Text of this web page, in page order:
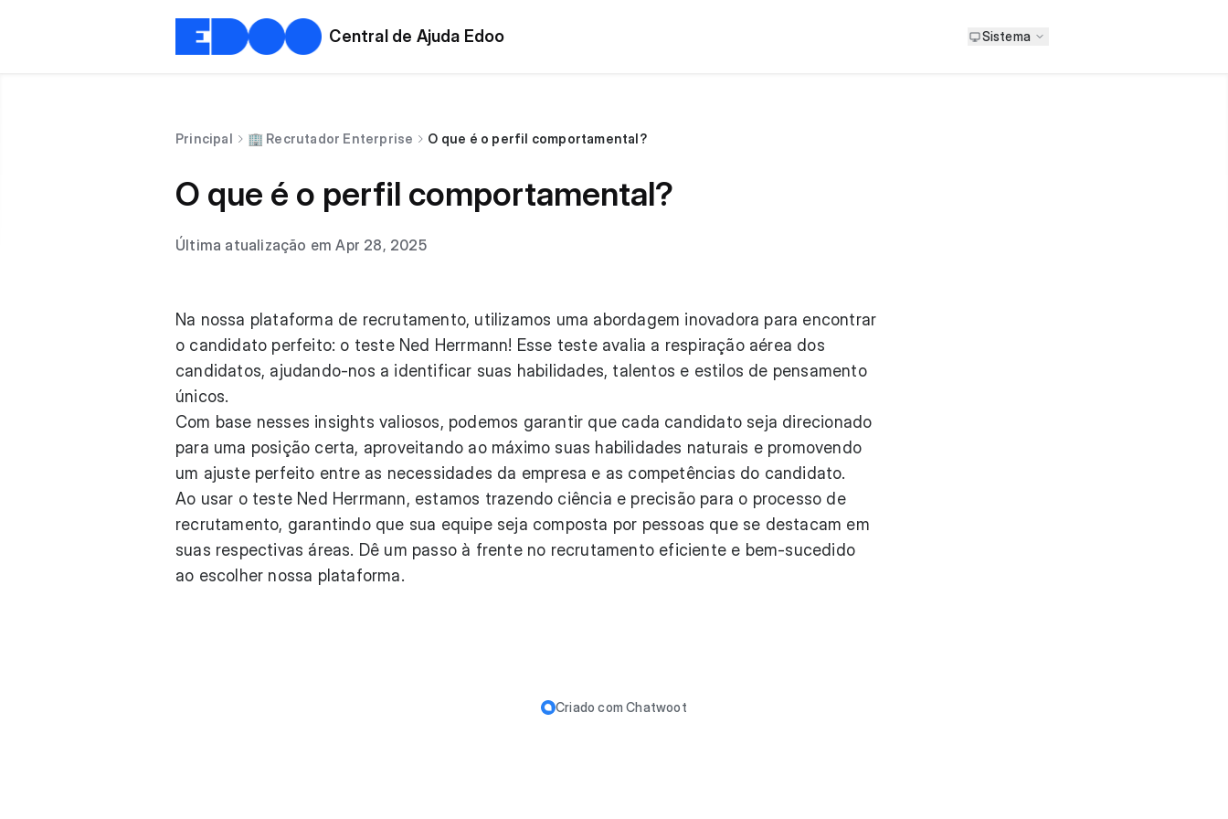
Central de Ajuda Edoo Sistema
Principal 🏢 Recrutador Enterprise O que é o perfil comportamental?
O que é o perfil comportamental?
Última atualização em Apr 28, 2025
Na nossa plataforma de recrutamento, utilizamos uma abordagem inovadora para encontrar
o candidato perfeito: o teste Ned Herrmann! Esse teste avalia a respiração aérea dos
candidatos, ajudando-nos a identificar suas habilidades, talentos e estilos de pensamento
únicos.
Com base nesses insights valiosos, podemos garantir que cada candidato seja direcionado
para uma posição certa, aproveitando ao máximo suas habilidades naturais e promovendo
um ajuste perfeito entre as necessidades da empresa e as competências do candidato.
Ao usar o teste Ned Herrmann, estamos trazendo ciência e precisão para o processo de
recrutamento, garantindo que sua equipe seja composta por pessoas que se destacam em
suas respectivas áreas. Dê um passo à frente no recrutamento eficiente e bem-sucedido
ao escolher nossa plataforma.
Criado comChatwoot